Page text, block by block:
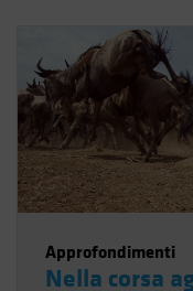
Approfondimenti
Nella corsa